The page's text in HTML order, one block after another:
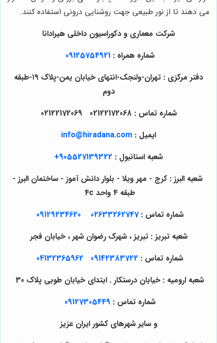
می دهند تا از نور طبیعی جهت روشنایی درونی استفاده کنند.
شرکت معماری و دکوراسیون داخلی هیرادانا
شماره همراه :09125754921
دفتر مرکزی : تهران-ولنجک-انتهای خیابان یمن-پلاک ۱۹-طبقه
دوم
شماره تماس : 02122172068 02122172069
ایمیل : info@hiradana.com
شعبه استانبول : 905527139322+
شعبه البرز : کرج - مهر ویلا - بلوار دانش آموز - ساختمان البرز -
طبقه 4 واحد 4c
شماره تماس : 02633262747
09129234620
شعبه تبریز : تبریز ، شهرک رضوان شهر ، خیابان فجر
شماره تماس : 09142383722
04132365962
شعبه ارومیه : خیابان درستکار . ابتدای خیابان طوبی پلاک 30
شماره تماس : 09127305449
و سایر شهرهای کشور ایران عزیز